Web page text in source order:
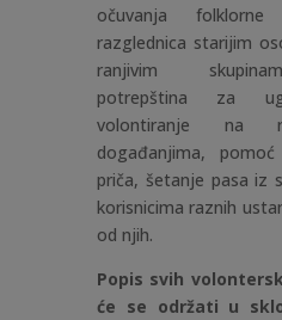
očuvanja
razglednica starijim
ranjivim
potrepština za
volontiranje na
događanjima,
priča, šetanje pasa iz
korisnicima raznih
od njih.
Popis svih
će se održati u